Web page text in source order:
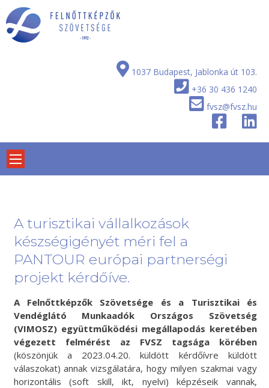
Skip
to
content
1037 Budapest, Jablonka út 103.
+36 30 436 1240
fvsz@fvsz.hu
A turisztikai vállalkozások
készségigényét méri fel a
PANTOUR európai partnerségi
projekt kérdőíve.
A Felnőttképzők Szövetsége és a Turisztikai és
Vendéglátó Munkaadók Országos Szövetség
(VIMOSZ) együttműködési megállapodás keretében
végezett felmérést az FVSZ tagsága körében
(köszönjük a 2023.04.20. küldött kérdőívre küldött
válaszokat) annak vizsgálatára, hogy milyen szakmai vagy
horizontális (soft skill, ikt, nyelvi) képzéseik vannak,